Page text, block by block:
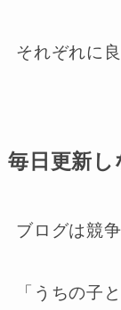
それぞれに
毎日更新
ブログは競
「うちの子